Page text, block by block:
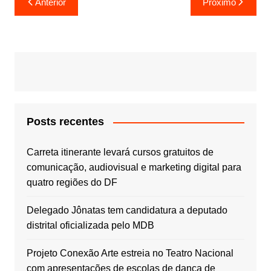
de
Anterior Próximo
Posts recentes
Carreta itinerante levará cursos gratuitos de
comunicação, audiovisual e marketing digital para
quatro regiões do DF
Delegado Jônatas tem candidatura a deputado
distrital oficializada pelo MDB
Projeto Conexão Arte estreia no Teatro Nacional
com apresentações de escolas de dança de